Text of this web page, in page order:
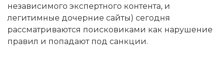
независимого экспертного контента, и
легитимные дочерние сайты) сегодня
рассматриваются поисковиками как нарушение
правил и попадают под санкции.